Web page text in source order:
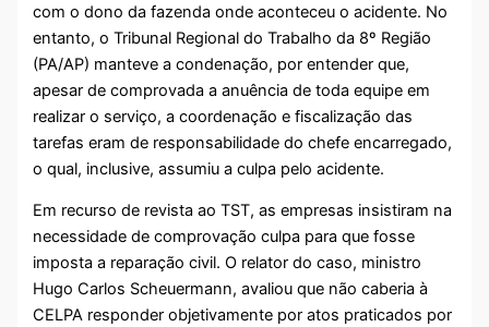
com o dono da fazenda onde aconteceu o acidente. No
entanto, o Tribunal Regional do Trabalho da 8º Região
(PA/AP) manteve a condenação, por entender que,
apesar de comprovada a anuência de toda equipe em
realizar o serviço, a coordenação e fiscalização das
tarefas eram de responsabilidade do chefe encarregado,
o qual, inclusive, assumiu a culpa pelo acidente.
Em recurso de revista ao TST, as empresas insistiram na
necessidade de comprovação culpa para que fosse
imposta a reparação civil. O relator do caso, ministro
Hugo Carlos Scheuermann, avaliou que não caberia à
CELPA responder objetivamente por atos praticados por